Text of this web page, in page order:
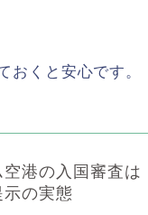
おくと安心です。
港の入国審査は
の実態